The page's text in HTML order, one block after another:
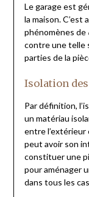
Le garage est
la maison. C’est
phénomènes de
contre une telle
parties de la
Isolation
Par définition,
un matériau
entre l’extérieur
peut avoir son
constituer une
pour aménager
dans tous les